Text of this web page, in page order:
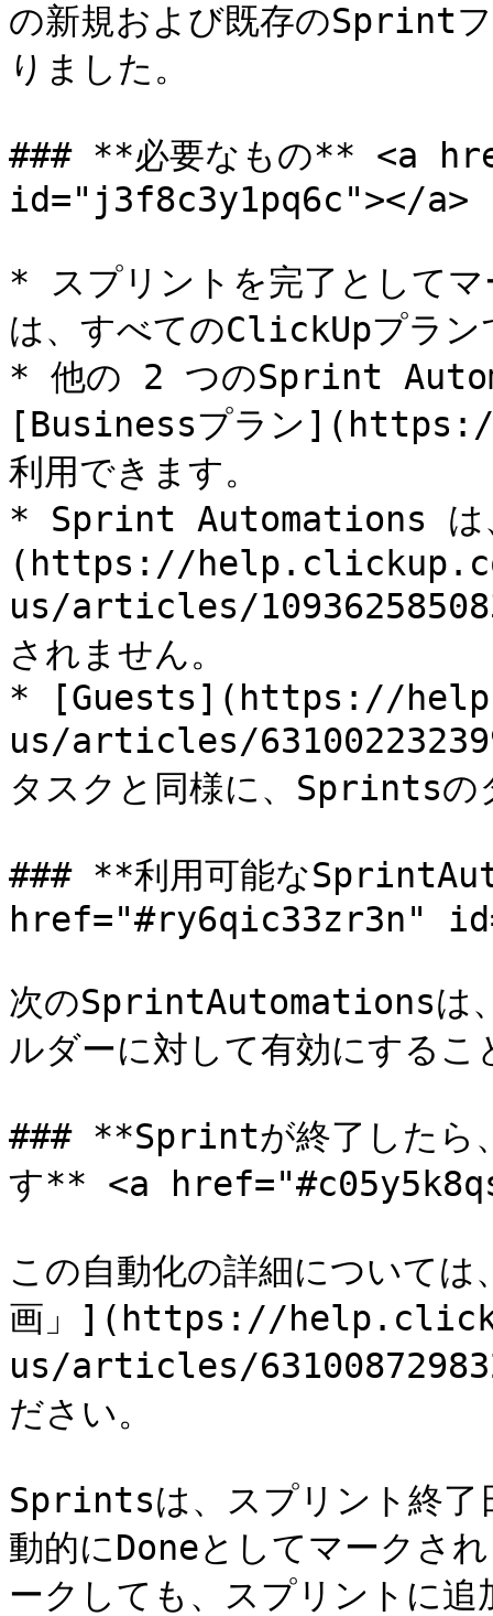
の新規および既存のSprint
りました。
### **必要なもの** <a
id="j3f8c3y1pq6c"></a>
* スプリントを完了として
は、すべてのClickUpプラン
* 他の 2 つのSprint
[Businessプラン
利用できます。
* Sprint Automations は
(https://
us/articles/
されません。
* [Guests](https://
us/articles/
タスクと同様に、Sprintsの
### **利用可能な
href="#ry6qic33zr3n"
次のSprintAutomationsは
ルダーに対して有効にするこ
### **Sprintが終了したら
す** <a
この自動化の詳細について
画」](https://
us/articles/
ださい。
Sprintsは、スプリント終了
動的にDoneとしてマークさ
ークしても、スプリントに